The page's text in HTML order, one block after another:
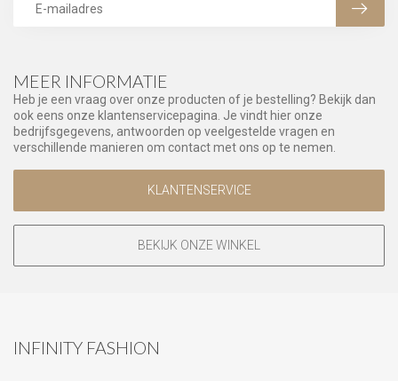
MEER INFORMATIE
Heb je een vraag over onze producten of je bestelling? Bekijk dan
ook eens onze klantenservicepagina. Je vindt hier onze
bedrijfsgegevens, antwoorden op veelgestelde vragen en
verschillende manieren om contact met ons op te nemen.
KLANTENSERVICE
BEKIJK ONZE WINKEL
INFINITY FASHION